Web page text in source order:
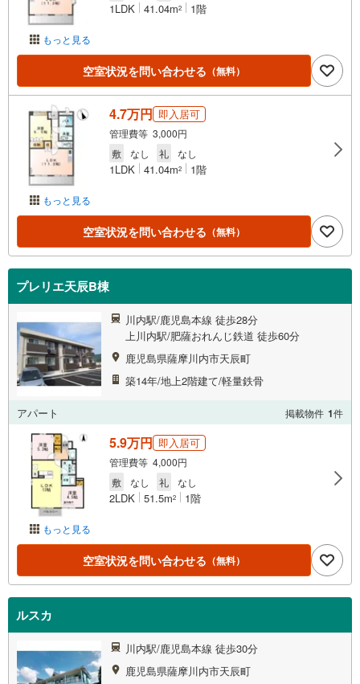
もっと見る
1LDK 41.04m2 1階
空室状況を問い合わせる （無料）
もっと見る
4.7万円 即入居可
管理費等 3,000円
敷
なし 礼 なし
1LDK 41.04m2 1階
空室状況を問い合わせる （無料）
プレリエ天辰B棟
川内駅/鹿児島本線 徒歩28分
上川内駅/肥薩おれんじ鉄道 徒歩60分
鹿児島県薩摩川内市天辰町
築14年/地上2階建て/軽量鉄骨
アパート 掲載物件 1件
もっと見る
5.9万円 即入居可
管理費等 4,000円
敷
なし 礼 なし
2LDK 51.5m2 1階
空室状況を問い合わせる （無料）
ルスカ
川内駅/鹿児島本線 徒歩30分
鹿児島県薩摩川内市天辰町